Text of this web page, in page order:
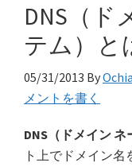
DNS（ド
テム）と
05/31/2013 By
メントを書く
DNS（ドメイン ネ
ト上でドメイン